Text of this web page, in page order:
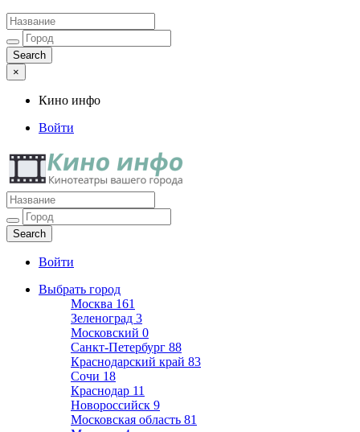
×
Кино инфо
Войти
Кино инфо
Кинотеатры вашего города
Войти
Выбрать город
Москва 161
Зеленоград 3
Московский 0
Санкт-Петербург 88
Краснодарский край 83
Сочи 18
Краснодар 11
Новороссийск 9
Московская область 81